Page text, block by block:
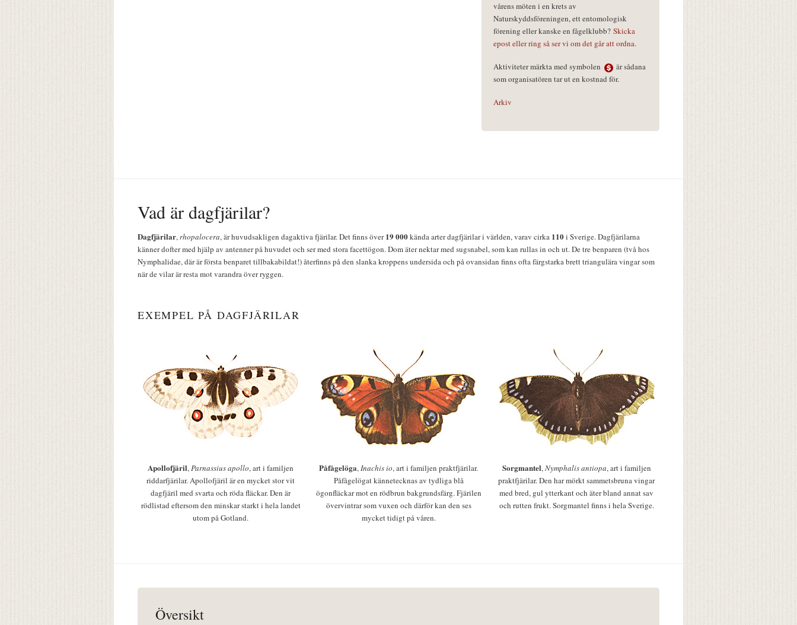
vårens möten i en krets av
Naturskyddsföreningen, ett entomologisk
förening eller kanske en fågelklubb? Skicka
epost eller ring så ser vi om det går att ordna.
Aktiviteter märkta med symbolen
är sådana
som organisatören tar ut en kostnad för.
Arkiv
Vad är dagfjärilar?
Dagfjärilar,rhopalocera, är huvudsakligen dagaktiva fjärilar. Det finns över19 000kända arter dagfjärilar i världen, varav cirka 110i Sverige. Dagfjärilarna
känner dofter med hjälp av antenner på huvudet och ser med stora facettögon. Dom äter nektar med sugsnabel, som kan rullas in och ut. De tre benparen (två hos
Nymphalidae, där är första benparet tillbakabildat!) återfinns på den slanka kroppens undersida och på ovansidan finns ofta färgstarka brett triangulära vingar som
när de vilar är resta mot varandra över ryggen.
EXEMPEL PÅ DAGFJÄRILAR
Apollofjäril,Parnassius apollo, art i familjen
riddarfjärilar. Apollofjäril är en mycket stor vit
dagfjäril med svarta och röda fläckar. Den är
rödlistad eftersom den minskar starkt i hela landet
utom på Gotland.
Påfågelöga,Inachis io, art i familjen praktfjärilar.
Påfågelögat kännetecknas av tydliga blå
ögonfläckar mot en rödbrun bakgrundsfärg. Fjärilen
övervintrar som vuxen och därför kan den ses
mycket tidigt på våren.
Sorgmantel,Nymphalis antiopa, art i familjen
praktfjärilar. Den har mörkt sammetsbruna vingar
med bred, gul ytterkant och äter bland annat sav
och rutten frukt. Sorgmantel finns i hela Sverige.
Översikt